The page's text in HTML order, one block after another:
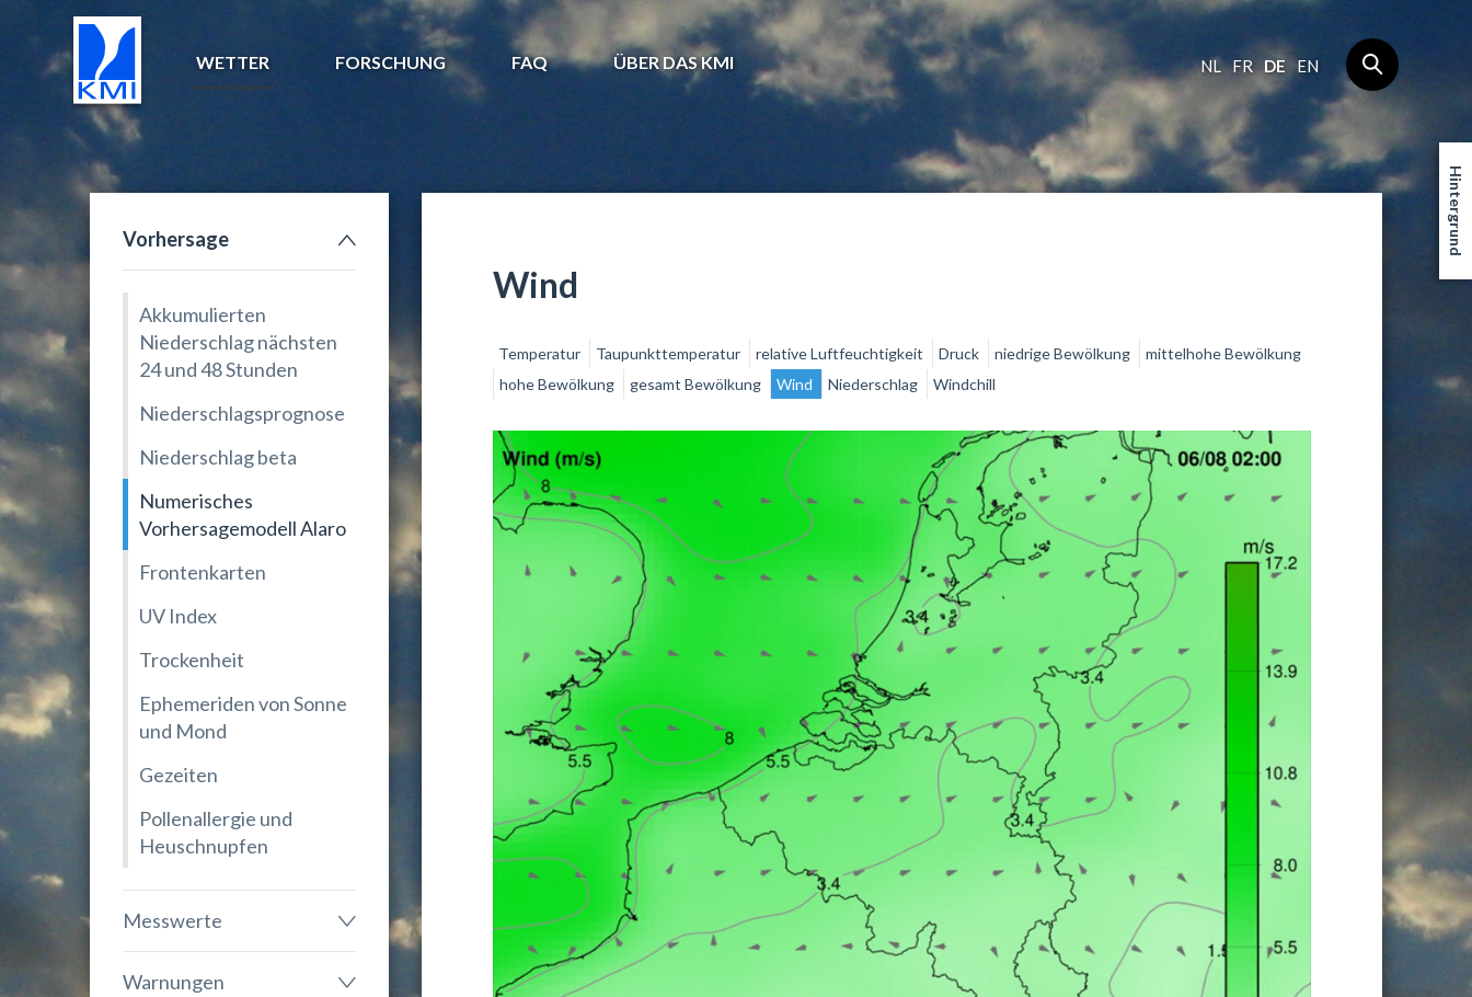
WETTER FORSCHUNG FAQ ÜBER DAS KMI NL FR DE EN
Vorhersage
Akkumulierten
Niederschlag nächsten
24 und 48 Stunden
Niederschlagsprognose
Niederschlag beta
Numerisches
Vorhersagemodell Alaro
Frontenkarten
UV Index
Trockenheit
Ephemeriden von Sonne
und Mond
Gezeiten
Pollenallergie und
Heuschnupfen
Messwerte
Warnungen
Wind
Temperatur Taupunkttemperatur relative Luftfeuchtigkeit Druck niedrige Bewölkung
mittelhohe Bewölkung
hohe Bewölkung
gesamt Bewölkung Wind Niederschlag Windchill
Hintergrund